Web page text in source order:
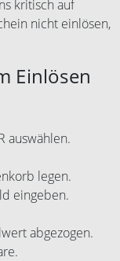
kritisch auf
nicht einlösen,
Einlösen
auswählen.
legen.
eingeben.
abgezogen.